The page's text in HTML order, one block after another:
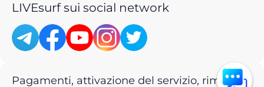
LIVEsurf sui social network
Pagamenti, attivazione del servizio, rimborsi